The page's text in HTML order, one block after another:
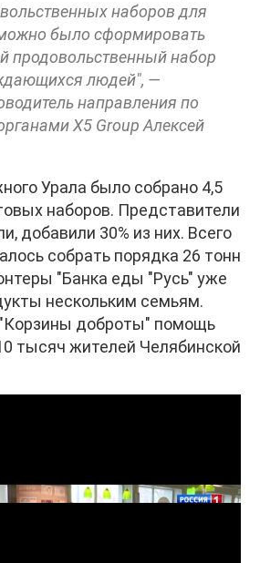
наборов для
было сформировать
продовольственный набор
людей", —
направления по
X5 Group Алексей
Урала было собрано 4,5
наборов. Представители
добавили 30% из них. Всего
собрать порядка 26 тонн
"Банка еды "Русь" уже
нескольким семьям.
"Корзины доброты" помощь
тысяч жителей Челябинской